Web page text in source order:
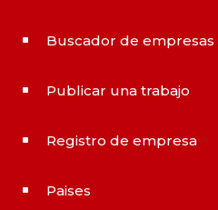
^ Buscador de empresas
^ Publicar una trabajo
^ Registro de empresa
^ Paises